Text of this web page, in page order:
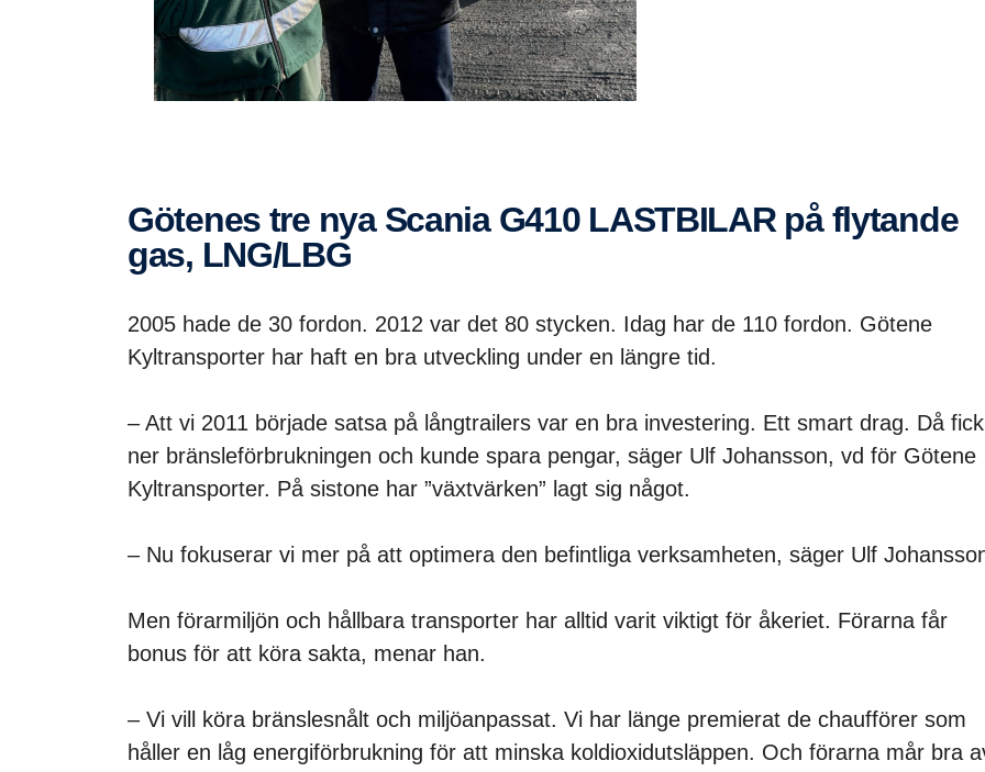
Götenes tre nya Scania G410 LASTBILAR på flytande
gas, LNG/LBG
2005 hade de 30 fordon. 2012 var det 80 stycken. Idag har de 110 fordon. Götene
Kyltransporter har haft en bra utveckling under en längre tid.
– Att vi 2011 började satsa på långtrailers var en bra investering. Ett smart drag. Då
ner bränsleförbrukningen och kunde spara pengar, säger Ulf Johansson, vd för Götene
Kyltransporter. På sistone har ”växtvärken” lagt sig något.
– Nu fokuserar vi mer på att optimera den befintliga verksamheten, säger Ulf
Men förarmiljön och hållbara transporter har alltid varit viktigt för åkeriet. Förarna får
bonus för att köra sakta, menar han.
– Vi vill köra bränslesnålt och miljöanpassat. Vi har länge premierat de chaufförer som
håller en låg energiförbrukning för att minska koldioxidutsläppen. Och förarna mår bra